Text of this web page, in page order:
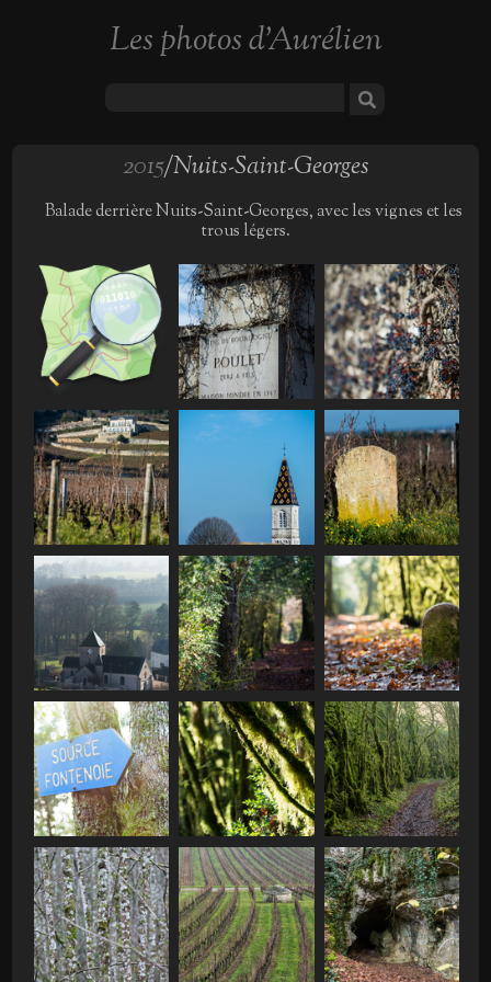
Les photos d'Aurélien
2015/Nuits-Saint-Georges
Balade derrière Nuits-Saint-Georges, avec les vignes et les
trous légers.